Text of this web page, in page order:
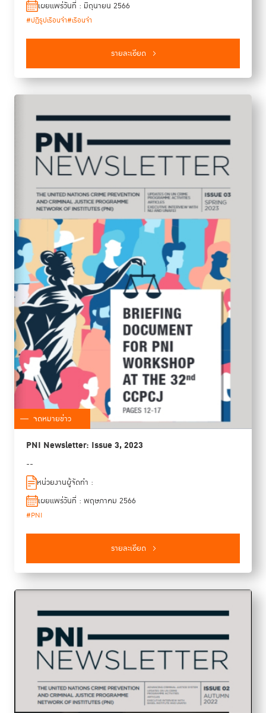
นวัตกรรมเพื่อความยุติธรรมในภูมิภาคอาเซียนต่อไป
ความก้าวหน้าในการนำปฏิญญาเกียวโตว่าด้วยการป้องกันอาชญากรรม
กระบวนการยุติธรรมทางอาญาและหลักนิติธรรม เพื่อการบรรลุเป้า
เผยแพร่วันที่ : มิถุนายน 2566
#ปฏิรูปเรือนจำ#เรือนจำ
รายละเอียด
จดหมายข่าว
PNI Newsletter: Issue 3, 2023
--
หน่วยงานผู้จัดทำ :
เผยแพร่วันที่ : พฤษภาคม 2566
#PNI
รายละเอียด